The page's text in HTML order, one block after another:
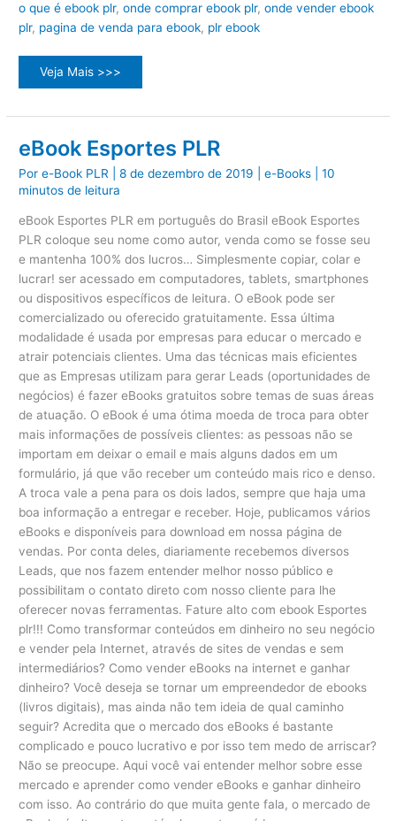
o que é ebook plr,onde comprar ebook plr,onde vender ebook
plr, pagina de venda para ebook, plr ebook
Ebook
revenda
Aracaju
Veja Mais >>>
eBook Esportes PLR
Pore-Book PLR |8 de dezembro de 2019 |e-Books |10
minutos de leitura
eBook Esportes PLR em português do Brasil eBook Esportes
PLR coloque seu nome como autor, venda como se fosse seu
e mantenha 100% dos lucros… Simplesmente copiar, colar e
lucrar! ser acessado em computadores, tablets, smartphones
ou dispositivos específicos de leitura. O eBook pode ser
comercializado ou oferecido gratuitamente. Essa última
modalidade é usada por empresas para educar o mercado e
atrair potenciais clientes. Uma das técnicas mais eficientes
que as Empresas utilizam para gerar Leads (oportunidades de
negócios) é fazer eBooks gratuitos sobre temas de suas áreas
de atuação. O eBook é uma ótima moeda de troca para obter
mais informações de possíveis clientes: as pessoas não se
importam em deixar o email e mais alguns dados em um
formulário, já que vão receber um conteúdo mais rico e denso.
A troca vale a pena para os dois lados, sempre que haja uma
boa informação a entregar e receber. Hoje, publicamos vários
eBooks e disponíveis para download em nossa página de
vendas. Por conta deles, diariamente recebemos diversos
Leads, que nos fazem entender melhor nosso público e
possibilitam o contato direto com nosso cliente para lhe
oferecer novas ferramentas. Fature alto com ebook Esportes
plr!!! Como transformar conteúdos em dinheiro no seu negócio
e vender pela Internet, através de sites de vendas e sem
intermediários? Como vender eBooks na internet e ganhar
dinheiro? Você deseja se tornar um empreendedor de ebooks
(livros digitais), mas ainda não tem ideia de qual caminho
seguir? Acredita que o mercado dos eBooks é bastante
complicado e pouco lucrativo e por isso tem medo de arriscar?
Não se preocupe. Aqui você vai entender melhor sobre esse
mercado e aprender como vender eBooks e ganhar dinheiro
com isso. Ao contrário do que muita gente fala, o mercado de